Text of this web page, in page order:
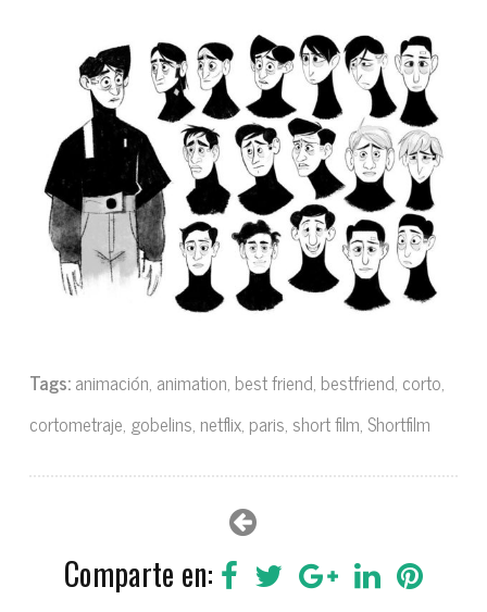
Tags:animación, animation,best friend,bestfriend, corto,
cortometraje, gobelins, netflix, paris, short film, Shortfilm
Comparte en: